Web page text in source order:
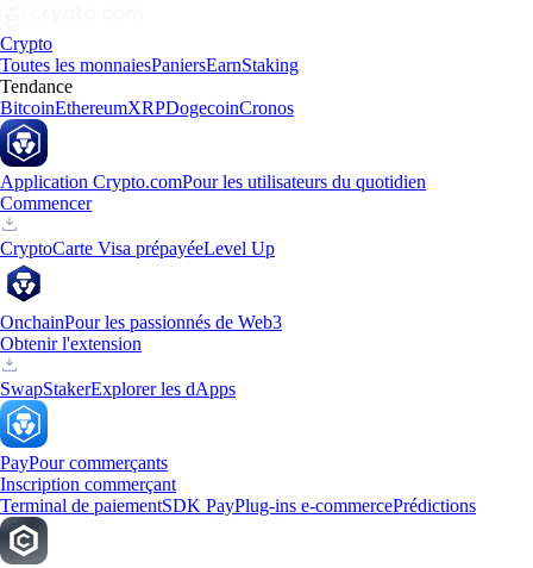
Crypto
Toutes les monnaiesPaniersEarnStaking
Tendance
BitcoinEthereumXRPDogecoinCronos
Application Crypto.comPour les utilisateurs du quotidien
Commencer
CryptoCarte Visa prépayéeLevel Up
OnchainPour les passionnés de Web3
Obtenir l'extension
SwapStakerExplorer les dApps
PayPour commerçants
Inscription commerçant
Terminal de paiementSDK PayPlug-ins e-commercePrédictions